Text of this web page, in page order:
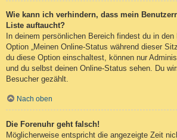
Wie kann ich verhindern, dass mein
Liste auftaucht?
In deinem persönlichen Bereich findest du in den
Option „Meinen Online-Status während dieser
du diese Option einschaltest, können nur
und du selbst deinen Online-Status sehen. Du
Besucher gezählt.
Nach oben
Die Forenuhr geht falsch!
Möglicherweise entspricht die angezeigte Zeit